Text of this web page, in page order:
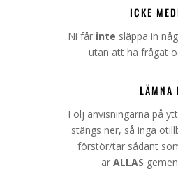
ICKE
Ni får inte släppa in
utan att ha frågat
LÄMNA
Följ anvisningarna på
stängs ner, så inga
förstör/tar sådant
ärALLAS